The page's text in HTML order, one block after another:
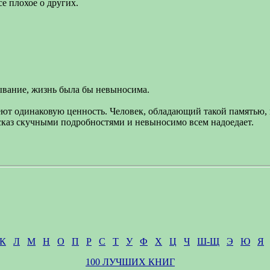
плохое о других.
жизнь была бы невыносима.
одинаковую ценность. Человек, обладающий такой
скучными подробностями и невыносимо всем надоедает.
К Л М Н О П Р С Т У Ф Х Ц Ч Ш-Щ Э Ю
Я
100 ЛУЧШИХ КНИГ